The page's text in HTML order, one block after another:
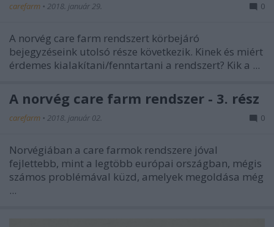
carefarm • 2018. január 29. 0
A norvég care farm rendszert körbejáró
bejegyzéseink utolsó része következik. Kinek és miért
érdemes kialakítani/fenntartani a rendszert? Kik a ...
A norvég care farm rendszer - 3. rész
carefarm • 2018. január 02. 0
Norvégiában a care farmok rendszere jóval
fejlettebb, mint a legtöbb európai országban, mégis
számos problémával küzd, amelyek megoldása még
...